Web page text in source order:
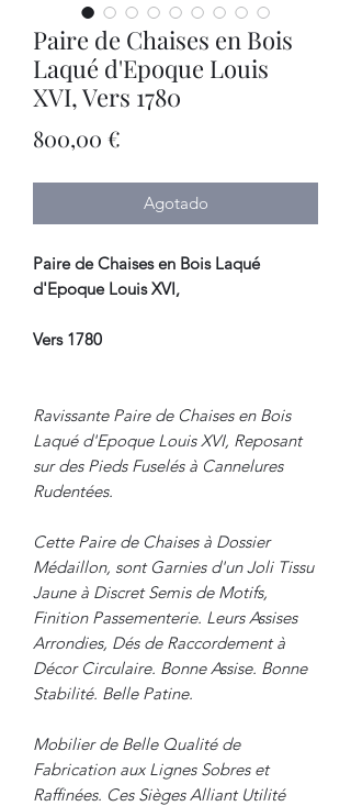
Paire de Chaises en Bois
Laqué d'Epoque Louis
XVI, Vers 1780
800,00 €
Agotado
Paire de Chaises en Bois Laqué
d'Epoque Louis XVI,
Vers 1780
Ravissante Paire de Chaises en Bois
Laqué d'Epoque Louis XVI, Reposant
sur des Pieds Fuselés à Cannelures
Rudentées.
Cette Paire de Chaises à Dossier
Médaillon, sont Garnies d'un Joli Tissu
Jaune à Discret Semis de Motifs,
Finition Passementerie. Leurs Assises
Arrondies, Dés de Raccordement à
Décor Circulaire. Bonne Assise. Bonne
Stabilité. Belle Patine.
Mobilier de Belle Qualité de
Fabrication aux Lignes Sobres et
Raffinées. Ces Sièges Alliant Utilité